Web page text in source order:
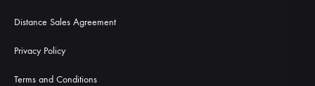
Distance Sales Agreement
Privacy Policy
Terms and Conditions